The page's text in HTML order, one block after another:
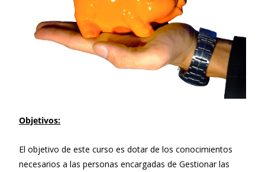
Objetivos:
El objetivo de este curso es dotar de los conocimientos
necesarios a las personas encargadas de Gestionar las